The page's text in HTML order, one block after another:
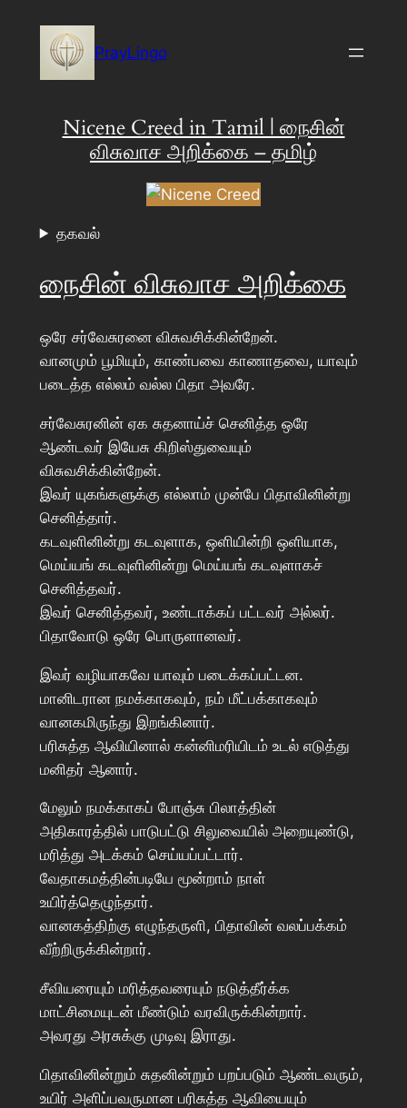
content
PrayLingo
Nicene Creed in Tamil | நைசின்
விசுவாச அறிக்கை – தமிழ்
தகவல்
நைசின் விசுவாச அறிக்கை
ஒரே சர்வேசுரனை விசுவசிக்கின்றேன்.
வானமும் பூமியும், காண்பவை காணாதவை, யாவும்
படைத்த எல்லம் வல்ல பிதா அவரே.
சர்வேசுரனின் ஏக சுதனாய்ச் செனித்த ஒரே
ஆண்டவர் இயேசு கிறிஸ்துவையும்
விசுவசிக்கின்றேன்.
இவர் யுகங்களுக்கு எல்லாம் முன்பே பிதாவினின்று
செனித்தார்.
கடவுளினின்று கடவுளாக, ஒளியின்றி ஒளியாக,
மெய்யங் கடவுளினின்று மெய்யங் கடவுளாகச்
செனித்தவர்.
இவர் செனித்தவர், உண்டாக்கப் பட்டவர் அல்லர்.
பிதாவோடு ஒரே பொருளானவர்.
இவர் வழியாகவே யாவும் படைக்கப்பட்டன.
மானிடரான நமக்காகவும், நம் மீட்பக்காகவும்
வானகமிருந்து இறங்கினார்.
பரிசுத்த ஆவியினால் கன்னிமரியிடம் உடல் எடுத்து
மனிதர் ஆனார்.
மேலும் நமக்காகப் போஞ்சு பிலாத்தின்
அதிகாரத்தில் பாடுபட்டு சிலுவையில் அறையுண்டு,
மரித்து அடக்கம் செய்யப்பட்டார்.
வேதாகமத்தின்படியே மூன்றாம் நாள்
உயிர்த்தெழுந்தார்.
வானகத்திற்கு எழுந்தருளி, பிதாவின் வலப்பக்கம்
வீற்றிருக்கின்றார்.
சீவியரையும் மரித்தவரையும் நடுத்தீர்க்க
மாட்சிமையுடன் மீண்டும் வரவிருக்கின்றார்.
அவரது அரசுக்கு முடிவு இராது.
பிதாவினின்றும் சுதனின்றும் பறப்படும் ஆண்டவரும்,
உயிர் அளிப்பவருமான பரிசுத்த ஆவியையும்